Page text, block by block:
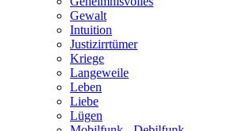
Gewalt
Intuition
Justizirrtümer
Kriege
Langeweile
Leben
Liebe
Lügen